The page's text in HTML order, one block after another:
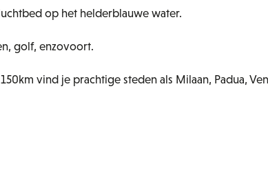
op het helderblauwe water.
golf, enzovoort.
vind je prachtige steden als Milaan, Padua,